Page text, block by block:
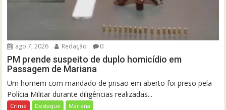
ago 7, 2026 Redação 0
PM prende suspeito de duplo homicídio em
Passagem de Mariana
Um homem com mandado de prisão em aberto foi preso pela
Polícia Militar durante diligências realizadas...
Crime Destaque Mariana